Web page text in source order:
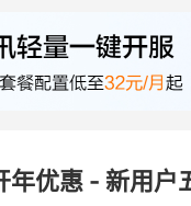
年优惠 - 新用